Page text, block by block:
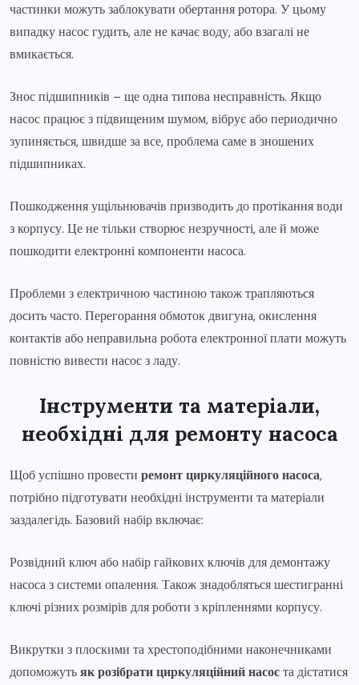
частинки можуть заблокувати обертання ротора. У цьому
випадку насос гудить, але не качає воду, або взагалі не
вмикається.
Знос підшипників – ще одна типова несправність. Якщо
насос працює з підвищеним шумом, вібрує або периодично
зупиняється, швидше за все, проблема саме в зношених
підшипниках.
Пошкодження ущільнювачів призводить до протікання води
з корпусу. Це не тільки створює незручності, але й може
пошкодити електронні компоненти насоса.
Проблеми з електричною частиною також трапляються
досить часто. Перегорання обмоток двигуна, окислення
контактів або неправильна робота електронної плати можуть
повністю вивести насос з ладу.
Інструменти та матеріали,
необхідні для ремонту насоса
Щоб успішно провести ремонт циркуляційного насоса,
потрібно підготувати необхідні інструменти та матеріали
заздалегідь. Базовий набір включає:
Розвідний ключ або набір гайкових ключів для демонтажу
насоса з системи опалення. Також знадобляться шестигранні
ключі різних розмірів для роботи з кріпленнями корпусу.
Викрутки з плоскими та хрестоподібними наконечниками
допоможутьяк розібрати циркуляційний насоста дістатися